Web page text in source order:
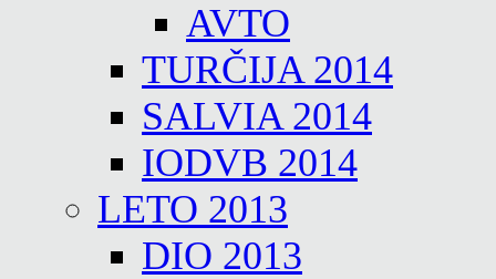
AVTO
TURČIJA 2014
SALVIA 2014
IODVB 2014
LETO 2013
DIO 2013